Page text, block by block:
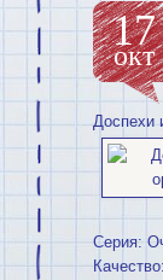
17
окт
Доспехи
Серия: